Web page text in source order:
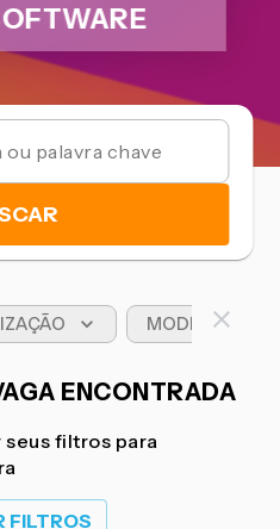
MODELO DE
ENCONTRADA
seus filtros para
FILTROS